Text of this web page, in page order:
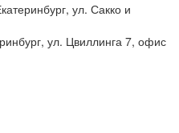
ул. Сакко и
ул. Цвиллинга 7, офис